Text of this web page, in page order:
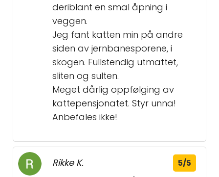
deriblant en smal åpning i
veggen.
Jeg fant katten min på andre
siden av jernbanesporene, i
skogen. Fullstendig utmattet,
sliten og sulten.
Meget dårlig oppfølging av
kattepensjonatet. Styr unna!
Anbefales ikke!
Rikke K. 5/5